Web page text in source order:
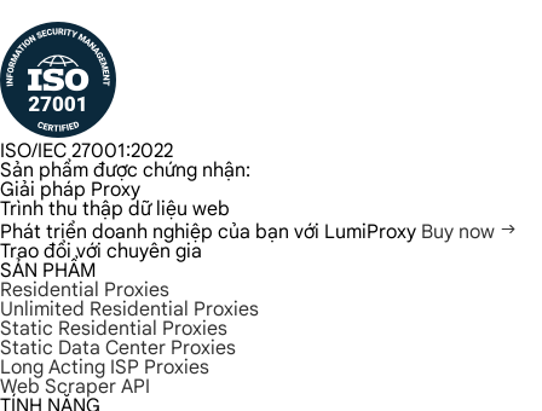
ISO/IEC 27001:2022
Sản phẩm được chứng nhận:
Giải pháp Proxy
Trình thu thập dữ liệu web
Phát triển doanh nghiệp của bạn với LumiProxy Buy now
Trao đổi với chuyên gia
SẢN PHẨM
Residential Proxies
Unlimited Residential Proxies
Static Residential Proxies
Static Data Center Proxies
Long Acting ISP Proxies
Web Scraper API
TÍNH NĂNG